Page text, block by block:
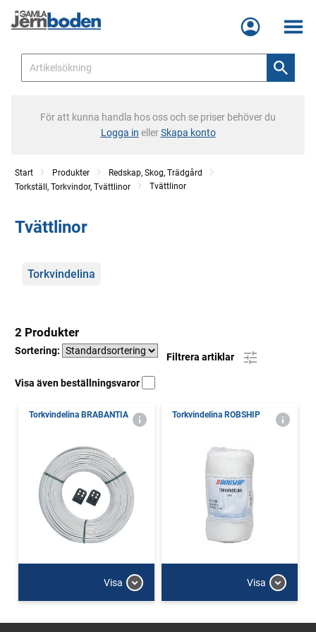
Meny
För att kunna handla hos oss och se priser behöver du
Logga in ellerSkapa konto
Start Produkter
Redskap, Skog, Trädgård
Torkställ, Torkvindor, Tvättlinor
Tvättlinor
Tvättlinor
Kategorier
Torkvindelina
2 Produkter
Sortering:
Filtrera artiklar
Visa även beställningsvaror
Torkvindelina BRABANTIA
Visa
Torkvindelina ROBSHIP
Visa